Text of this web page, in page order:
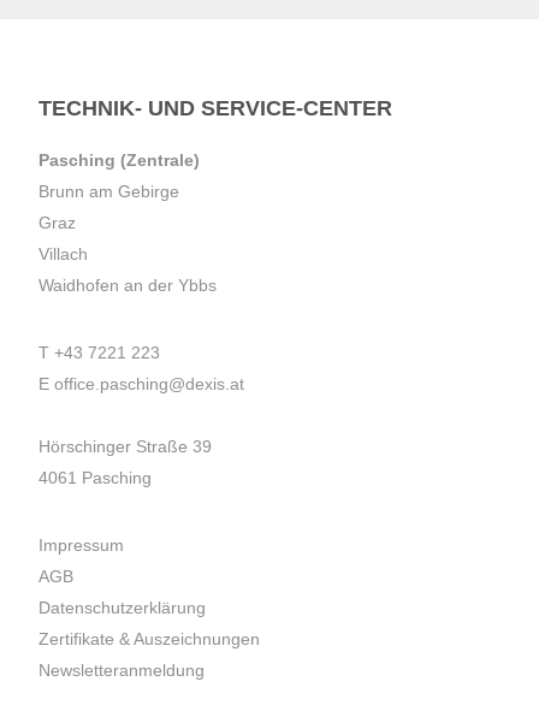
TECHNIK- UND SERVICE-CENTER
Pasching (Zentrale)
Brunn am Gebirge
Graz
Villach
Waidhofen an der Ybbs
T +43 7221 223
E office.pasching@dexis.at
Hörschinger Straße 39
4061 Pasching
Impressum
AGB
Datenschutzerklärung
Zertifikate & Auszeichnungen
Newsletteranmeldung